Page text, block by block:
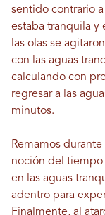
sentido contrario
estaba tranquila y
las olas se
con las aguas
calculando con
regresar a las
minutos.
Remamos
noción del tiempo
en las aguas
adentro para
Finalmente, al